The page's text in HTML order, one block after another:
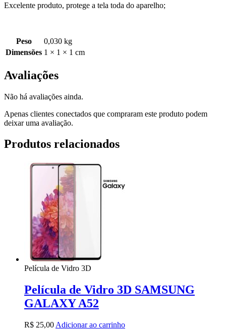
Excelente produto, protege a tela toda do aparelho;
Peso
0,030 kg
Dimensões 1 × 1 × 1 cm
Avaliações
Não há avaliações ainda.
Apenas clientes conectados que compraram este produto podem
deixar uma avaliação.
Produtos relacionados
Película de Vidro 3D
Película de Vidro 3D SAMSUNG
GALAXY A52
R$ 25,00 Adicionar ao carrinho